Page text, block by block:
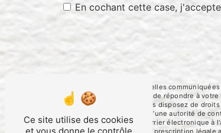
En cochant cette case,
** Les données personnelles
traitants dans le seul but de répondre à
ng.cerato@orange.fr. Vous disposez de
une réclamation auprès d’une autorité de
Foulayronnes ou par courrier électronique à
puis pendant la durée de prescription
Ce site utilise des cookies